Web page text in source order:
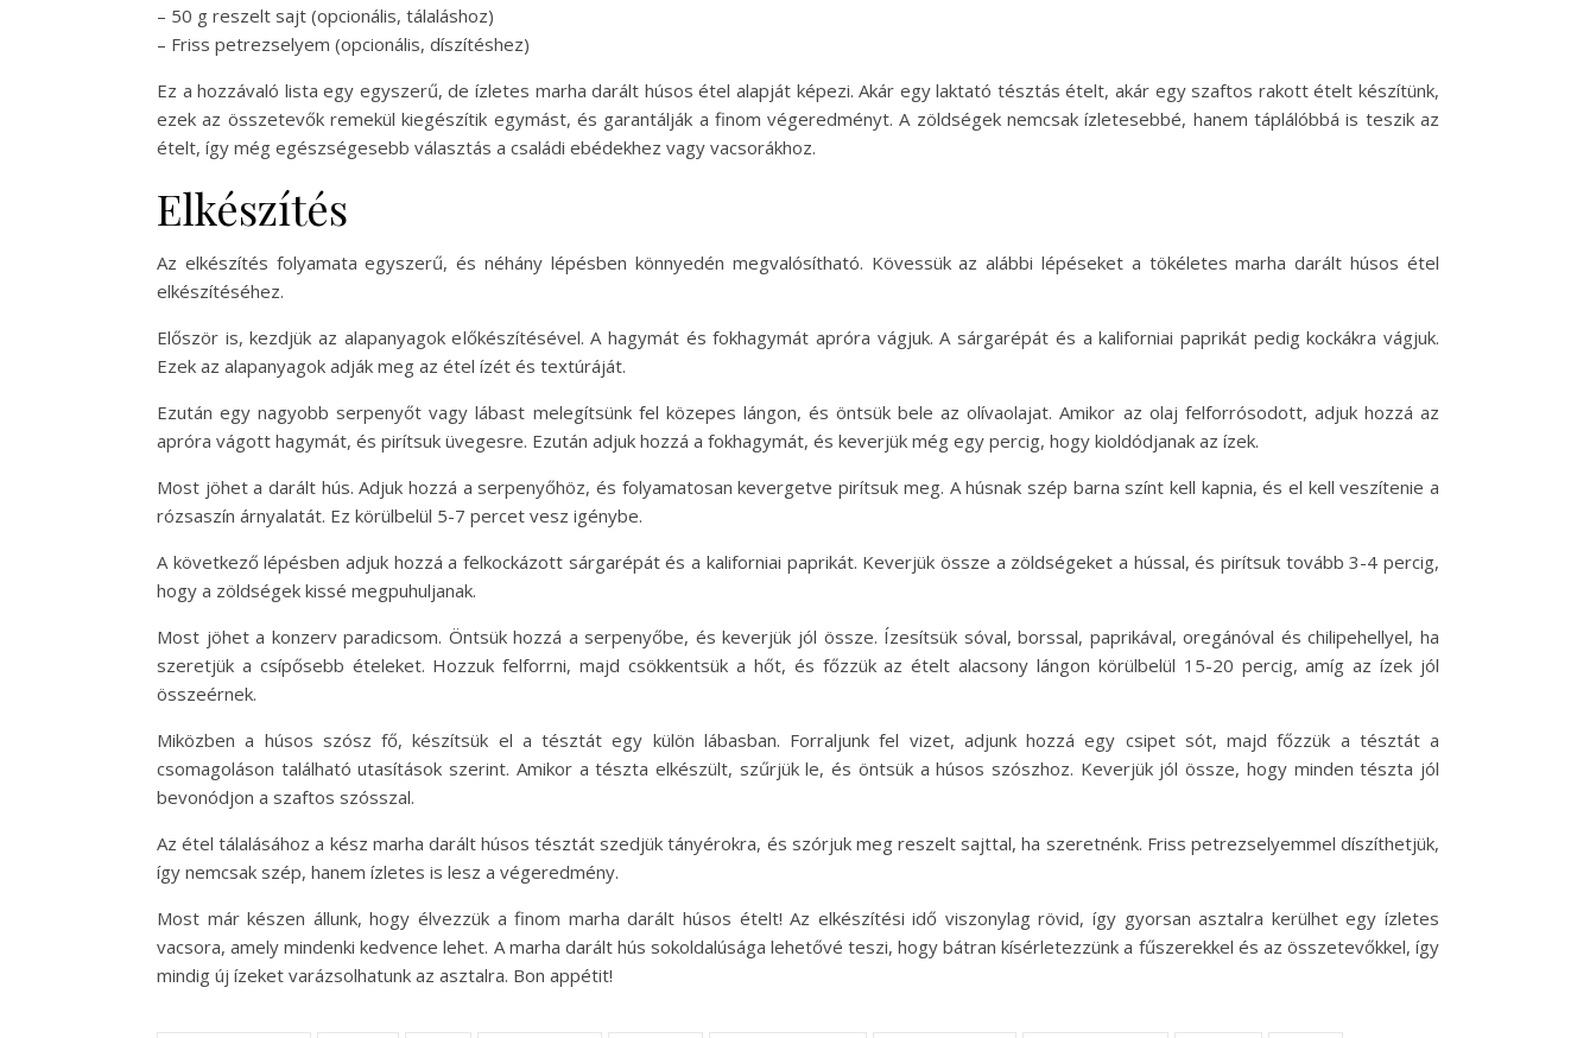
– 50 g reszelt sajt (opcionális, tálaláshoz)
– Friss petrezselyem (opcionális, díszítéshez)
Ez a hozzávaló lista egy egyszerű, de ízletes marha darált húsos étel alapját képezi. Akár egy laktató tésztás ételt, akár egy szaftos rakott ételt készítünk,
ezek az összetevők remekül kiegészítik egymást, és garantálják a finom végeredményt. A zöldségek nemcsak ízletesebbé, hanem táplálóbbá is teszik az
ételt, így még egészségesebb választás a családi ebédekhez vagy vacsorákhoz.
Elkészítés
Az elkészítés folyamata egyszerű, és néhány lépésben könnyedén megvalósítható. Kövessük az alábbi lépéseket a tökéletes marha darált húsos étel
elkészítéséhez.
Először is, kezdjük az alapanyagok előkészítésével. A hagymát és fokhagymát apróra vágjuk. A sárgarépát és a kaliforniai paprikát pedig kockákra vágjuk.
Ezek az alapanyagok adják meg az étel ízét és textúráját.
Ezután egy nagyobb serpenyőt vagy lábast melegítsünk fel közepes lángon, és öntsük bele az olívaolajat. Amikor az olaj felforrósodott, adjuk hozzá az
apróra vágott hagymát, és pirítsuk üvegesre. Ezután adjuk hozzá a fokhagymát, és keverjük még egy percig, hogy kioldódjanak az ízek.
Most jöhet a darált hús. Adjuk hozzá a serpenyőhöz, és folyamatosan kevergetve pirítsuk meg. A húsnak szép barna színt kell kapnia, és el kell veszítenie a
rózsaszín árnyalatát. Ez körülbelül 5-7 percet vesz igénybe.
A következő lépésben adjuk hozzá a felkockázott sárgarépát és a kaliforniai paprikát. Keverjük össze a zöldségeket a hússal, és pirítsuk tovább 3-4 percig,
hogy a zöldségek kissé megpuhuljanak.
Most jöhet a konzerv paradicsom. Öntsük hozzá a serpenyőbe, és keverjük jól össze. Ízesítsük sóval, borssal, paprikával, oregánóval és chilipehellyel, ha
szeretjük a csípősebb ételeket. Hozzuk felforrni, majd csökkentsük a hőt, és főzzük az ételt alacsony lángon körülbelül 15-20 percig, amíg az ízek jól
összeérnek.
Miközben a húsos szósz fő, készítsük el a tésztát egy külön lábasban. Forraljunk fel vizet, adjunk hozzá egy csipet sót, majd főzzük a tésztát a
csomagoláson található utasítások szerint. Amikor a tészta elkészült, szűrjük le, és öntsük a húsos szószhoz. Keverjük jól össze, hogy minden tészta jól
bevonódjon a szaftos szósszal.
Az étel tálalásához a kész marha darált húsos tésztát szedjük tányérokra, és szórjuk meg reszelt sajttal, ha szeretnénk. Friss petrezselyemmel díszíthetjük,
így nemcsak szép, hanem ízletes is lesz a végeredmény.
Most már készen állunk, hogy élvezzük a finom marha darált húsos ételt! Az elkészítési idő viszonylag rövid, így gyorsan asztalra kerülhet egy ízletes
vacsora, amely mindenki kedvence lehet. A marha darált hús sokoldalúsága lehetővé teszi, hogy bátran kísérletezzünk a fűszerekkel és az összetevőkkel, így
mindig új ízeket varázsolhatunk az asztalra. Bon appétit!